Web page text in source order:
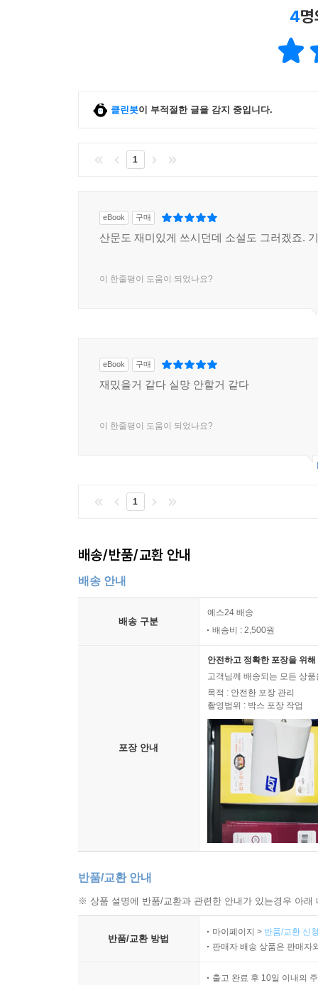
4
클린봇이 부적절한 글을 감지 중입니다.
1
eBook 구매
산문도 재미있게 쓰시던데 소설도 그러겠죠.
이 한줄평이 도움이 되었나요?
eBook 구매
재밌을거 같다 실망 안할거 같다
이 한줄평이 도움이 되었나요?
1
배송/반품/교환 안내
배송 안내
배송 구분
예스24 배송
배송비 : 2,500원
포장 안내
안전하고 정확한 포장을 위
고객님께 배송되는 모든 상
목적 : 안전한 포장 관리
촬영범위 : 박스 포장 작업
반품/교환 안내
※ 상품 설명에 반품/교환과 관련한 안내가 있는경우 아
반품/교환 방법
마이페이지 > 반품/교환 신
판매자 배송 상품은 판매자
출고 완료 후 10일 이내의